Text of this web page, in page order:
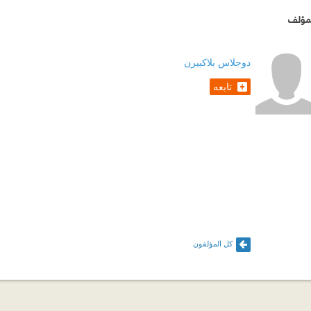
دوجلاس بلاكبيرن
تابعه
كل المؤلفون